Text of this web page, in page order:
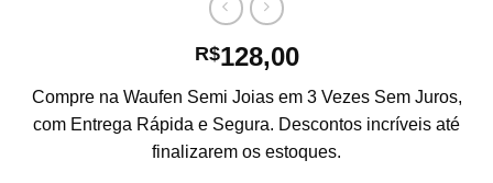
R$128,00
Compre na Waufen Semi Joias em 3 Vezes Sem Juros,
com Entrega Rápida e Segura. Descontos incríveis até
finalizarem os estoques.